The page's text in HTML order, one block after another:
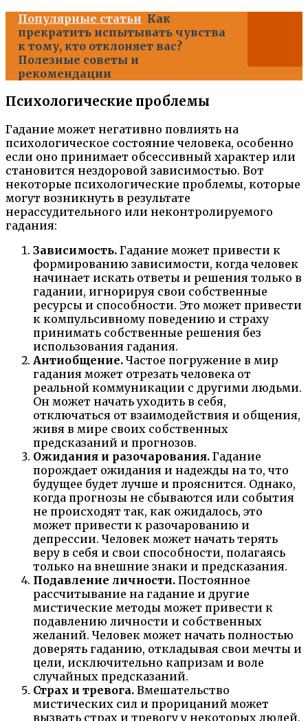
Популярные статьи Как
прекратить испытывать чувства
к тому, кто отклоняет вас?
Полезные советы и
рекомендации
Психологические проблемы
Гадание может негативно повлиять на
психологическое состояние человека, особенно
если оно принимает обсессивный характер или
становится нездоровой зависимостью. Вот
некоторые психологические проблемы, которые
могут возникнуть в результате
нерассудительного или неконтролируемого
гадания:
Зависимость. Гадание может привести к
формированию зависимости, когда человек
начинает искать ответы и решения только в
гадании, игнорируя свои собственные
ресурсы и способности. Это может привести
к компульсивному поведению и страху
принимать собственные решения без
использования гадания.
Антиобщение. Частое погружение в мир
гадания может отрезать человека от
реальной коммуникации с другими людьми.
Он может начать уходить в себя,
отключаться от взаимодействия и общения,
живя в мире своих собственных
предсказаний и прогнозов.
Ожидания и разочарования. Гадание
порождает ожидания и надежды на то, что
будущее будет лучше и прояснится. Однако,
когда прогнозы не сбываются или события
не происходят так, как ожидалось, это
может привести к разочарованию и
депрессии. Человек может начать терять
веру в себя и свои способности, полагаясь
только на внешние знаки и предсказания.
Подавление личности. Постоянное
рассчитывание на гадание и другие
мистические методы может привести к
подавлению личности и собственных
желаний. Человек может начать полностью
доверять гаданию, откладывая свои мечты и
цели, исключительно капризам и воле
случайных предсказаний.
Страх и тревога. Вмешательство
мистических сил и прорицаний может
вызвать страх и тревогу у некоторых людей.